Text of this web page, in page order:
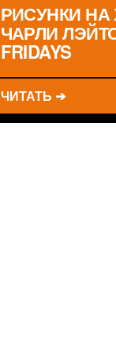
РИСУНКИ
ЧАРЛИ
FRIDAYS
ЧИТАТЬ ➔